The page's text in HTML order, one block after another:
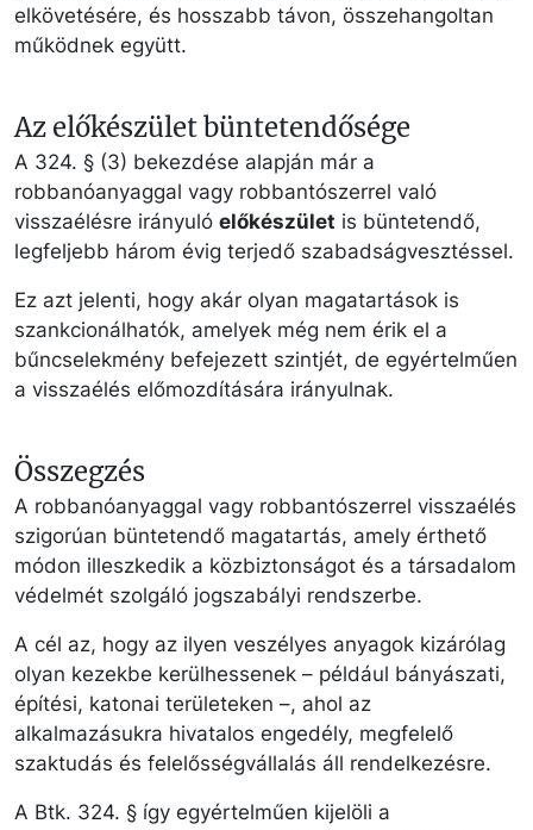
elkövetésére, és hosszabb távon, összehangoltan
működnek együtt.
Az előkészület büntetendősége
A 324. § (3) bekezdése alapján már a
robbanóanyaggal vagy robbantószerrel való
visszaélésre irányuló előkészület is büntetendő,
legfeljebb három évig terjedő szabadságvesztéssel.
Ez azt jelenti, hogy akár olyan magatartások is
szankcionálhatók, amelyek még nem érik el a
bűncselekmény befejezett szintjét, de egyértelműen
a visszaélés előmozdítására irányulnak.
Összegzés
A robbanóanyaggal vagy robbantószerrel visszaélés
szigorúan büntetendő magatartás, amely érthető
módon illeszkedik a közbiztonságot és a társadalom
védelmét szolgáló jogszabályi rendszerbe.
A cél az, hogy az ilyen veszélyes anyagok kizárólag
olyan kezekbe kerülhessenek – például bányászati,
építési, katonai területeken –, ahol az
alkalmazásukra hivatalos engedély, megfelelő
szaktudás és felelősségvállalás áll rendelkezésre.
A Btk. 324. § így egyértelműen kijelöli a